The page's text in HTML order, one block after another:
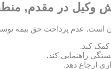
وکیل در مقدم,
است. عدم پرداخت حق بیمه
کمک کند.
راهنمایی کند.
ارجاع دهد.